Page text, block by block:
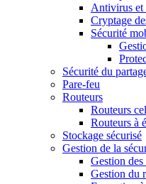
Antivirus et
Cryptage
Sécurité
Sécurité du
Pare-feu
Routeurs
Routeurs
Routeurs à
Stockage sécurisé
Gestion de la
Gestion
Gestion du